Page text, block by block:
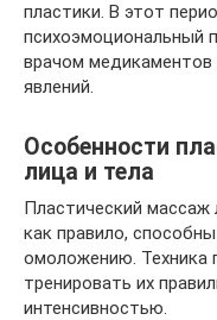
пластики. В этот
психоэмоциональный
врачом медикаментов
явлений.
Особенности
лица и тела
Пластический
как правило,
омоложению. Техника
тренировать их
интенсивностью.